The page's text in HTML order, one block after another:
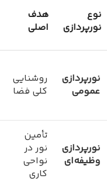
نوع
نورپردازی
هدف
اصلی
نورپردازی
عمومی
روشنایی
کلی فضا
نورپردازی
وظیفه‌ای
تأمین
نور در
نواحی
کاری